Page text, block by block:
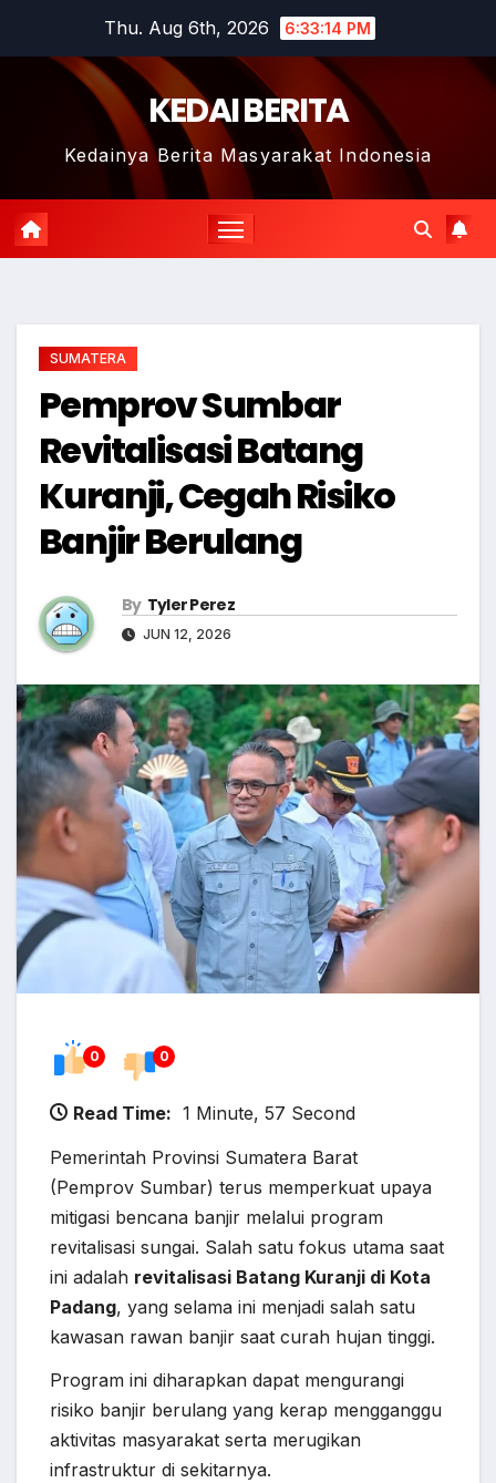
Thu. Aug 6th, 2026 6:33:15 PM
KEDAI BERITA
Kedainya Berita Masyarakat Indonesia
SUMATERA
Pemprov Sumbar
Revitalisasi Batang
Kuranji, Cegah Risiko
Banjir Berulang
By Tyler Perez
JUN 12, 2026
0 0
Read Time: 1 Minute, 57 Second
Pemerintah Provinsi Sumatera Barat
(Pemprov Sumbar) terus memperkuat upaya
mitigasi bencana banjir melalui program
revitalisasi sungai. Salah satu fokus utama saat
ini adalah revitalisasi Batang Kuranji di Kota
Padang, yang selama ini menjadi salah satu
kawasan rawan banjir saat curah hujan tinggi.
Program ini diharapkan dapat mengurangi
risiko banjir berulang yang kerap mengganggu
aktivitas masyarakat serta merugikan
infrastruktur di sekitarnya.